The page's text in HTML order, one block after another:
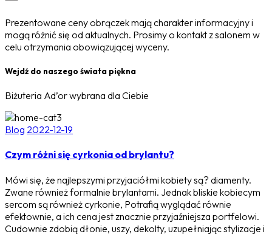
Prezentowane ceny obrączek mają charakter informacyjny i
mogą różnić się od aktualnych. Prosimy o kontakt z salonem w
celu otrzymania obowiązującej wyceny.
Wejdź do naszego świata piękna
Biżuteria Ad’or wybrana dla Ciebie
Blog 2022-12-19
Czym różni się cyrkonia od brylantu?
Mówi się, że najlepszymi przyjaciółmi kobiety są? diamenty.
Zwane również formalnie brylantami. Jednak bliskie kobiecym
sercom są również cyrkonie, Potrafią wyglądać równie
efektownie, a ich cena jest znacznie przyjaźniejsza portfelowi.
Cudownie zdobią dłonie, uszy, dekolty, uzupełniając stylizacje i